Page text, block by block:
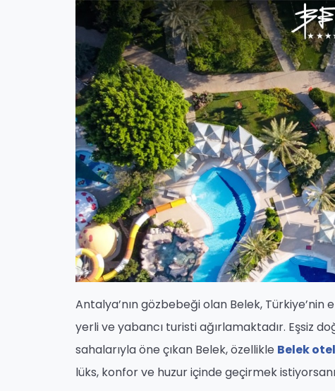
Antalya’nın gözbebeği olan Belek,
yerli ve yabancı turisti ağırlamaktadır. Eşsiz
sahalarıyla öne çıkan Belek, özellikle Belek
lüks, konfor ve huzur içinde geçirmek